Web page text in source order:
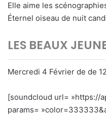
Elle aime les
Éternel oiseau de nuit
LES BEAUX
Mercredi 4 Février de de
[soundcloud url= »https://
params=